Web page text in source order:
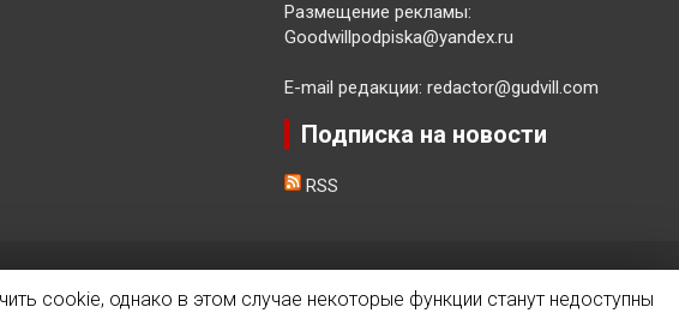
Размещение рекламы:
Goodwillpodpiska@yandex.ru
E-mail редакции: redactor@gudvill.com
Подписка на новости
RSS
cookie, однако в этом случае некоторые функции станут недоступны